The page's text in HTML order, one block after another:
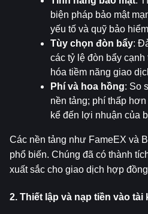
biện pháp bảo mật
yếu tố và quỹ bảo
Tùy chọn đòn bẩy:
các tỷ lệ đòn bẩy
hóa tiềm năng giao
Phí và hoa hồng: So
nền tảng; phí thấp
kể đến lợi nhuận của
Các nền tảng như FameEX và
phổ biến. Chúng đã có thành
xuất sắc cho giao dịch hợp
2. Thiết lập và nạp tiền vào tài